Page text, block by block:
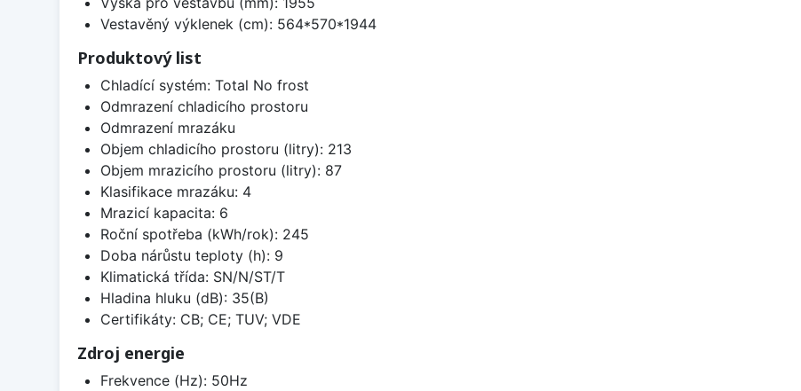
Vestavěný výklenek (cm): 564*570*1944
Produktový list
Chladící systém: Total No frost
Odmrazení chladicího prostoru
Odmrazení mrazáku
Objem chladicího prostoru (litry): 213
Objem mrazicího prostoru (litry): 87
Klasifikace mrazáku: 4
Mrazicí kapacita: 6
Roční spotřeba (kWh/rok): 245
Doba nárůstu teploty (h): 9
Klimatická třída: SN/N/ST/T
Hladina hluku (dB): 35(B)
Certifikáty: CB; CE; TUV; VDE
Zdroj energie
Frekvence (Hz): 50Hz